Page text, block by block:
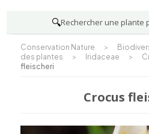
🔍Rechercher une plante
Conservation Nature >
des plantes
> Iridaceae >
fleischeri
Crocus